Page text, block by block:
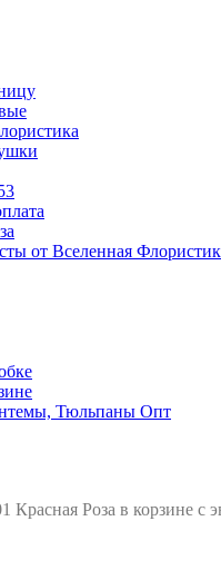
от Вселенная
Тюльпаны Опт
Красная Роза в корзине с